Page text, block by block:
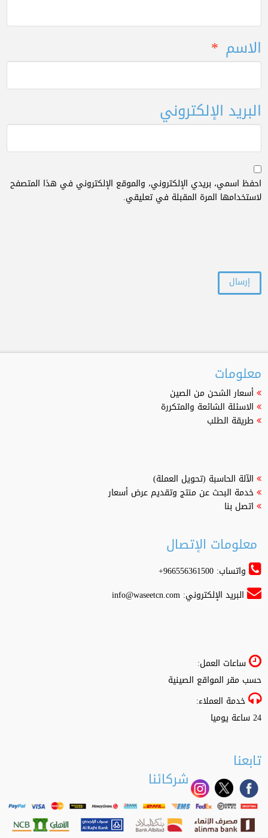
الاسم *
البريد الإلكتروني
احفظ اسمي، بريدي الإلكتروني، والموقع الإلكتروني في هذا المتصفح
لاستخدامها المرة المقبلة في تعليقي.
معلومات
أسعار الشحن من الصين
الاسئلة الشائعة والمتكررة
طريقة الطلب
الآلة الحاسبة (تحويل العملة)
خدمة البحث عن منتج وتقديم عرض أسعار
اتصل بنا
معلومات الإتصال
واتساب: 966556361500+
البريد الإلكتروني:info@waseetcn.com
ساعات العمل:
حسب مقر المواقع الصينية
خدمة العملاء:
24 ساعة يوميا
تابعنا
شركائنا